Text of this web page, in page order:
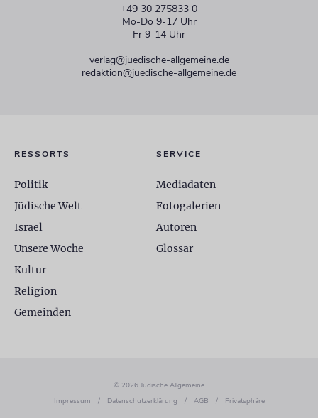
+49 30 275833 0
Mo-Do 9-17 Uhr
Fr 9-14 Uhr
verlag@juedische-allgemeine.de
redaktion@juedische-allgemeine.de
RESSORTS
Politik
Jüdische Welt
Israel
Unsere Woche
Kultur
Religion
Gemeinden
SERVICE
Mediadaten
Fotogalerien
Autoren
Glossar
© 2026 Jüdische Allgemeine
Impressum
/ Datenschutzerklärung / AGB / Privatsphäre